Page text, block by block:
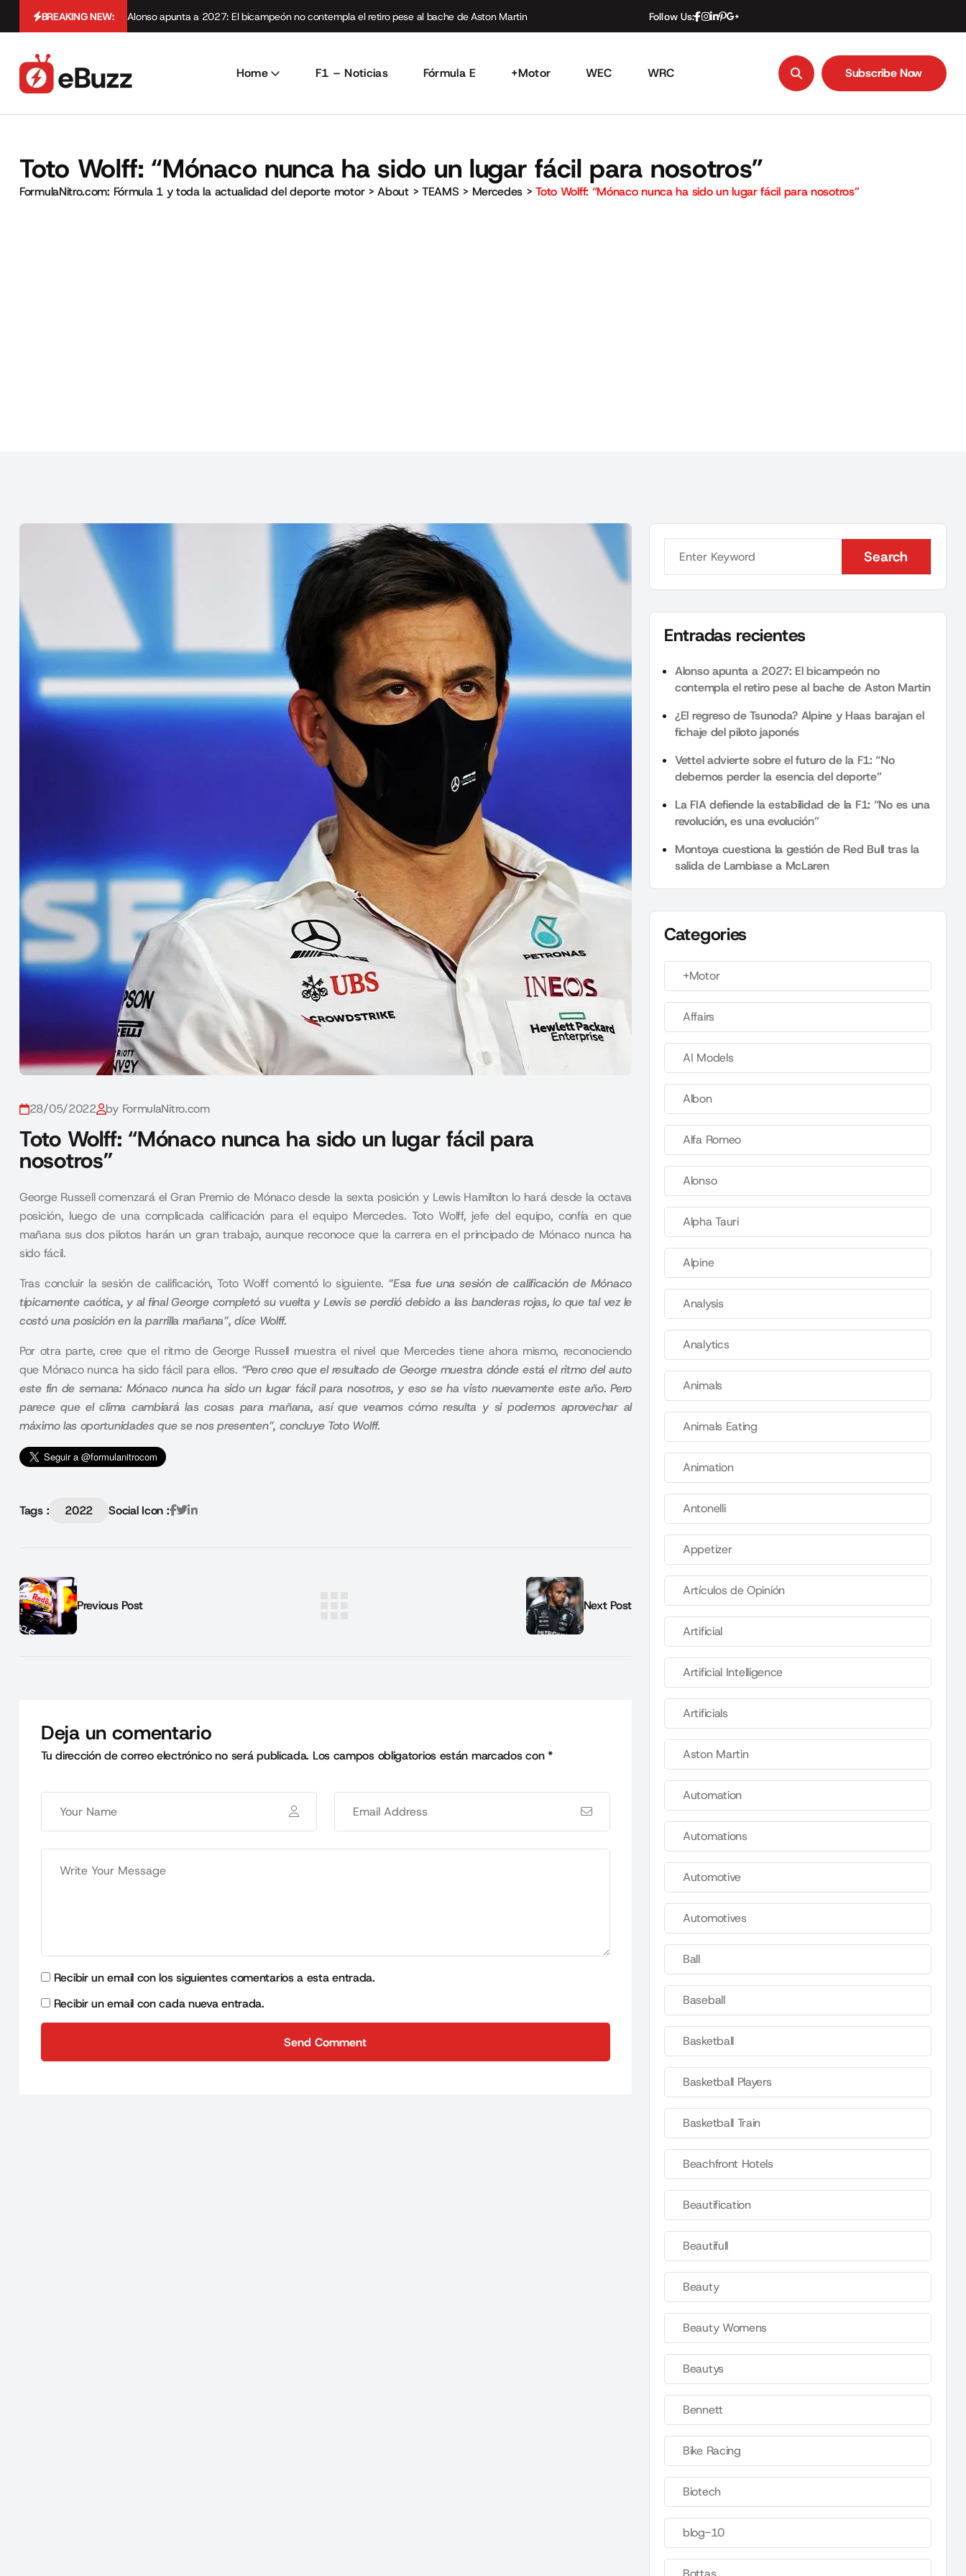
BREAKING NEW: Alonso apunta a 2027: El bicampeón no contempla el retiro pese al bache de Aston Martin Follow Us:
Home F1 – Noticias Fórmula E +Motor WEC WRC Subscribe Now
Toto Wolff: “Mónaco nunca ha sido un lugar fácil para nosotros”
FormulaNitro.com: Fórmula 1 y toda la actualidad del deporte motor>About> TEAMS > Mercedes >Toto Wolff: “Mónaco nunca ha sido un lugar fácil para nosotros”
28/05/2022 by FormulaNitro.com
Toto Wolff: “Mónaco nunca ha sido un lugar fácil para
nosotros”
George Russell comenzará el Gran Premio de Mónaco desde la sexta posición y Lewis Hamilton lo hará desde la octava
posición, luego de una complicada calificación para el equipo Mercedes. Toto Wolff, jefe del equipo, confía en que
mañana sus dos pilotos harán un gran trabajo, aunque reconoce que la carrera en el principado de Mónaco nunca ha
sido fácil.
Tras concluir la sesión de calificación,Toto Wolffcomentó lo siguiente. “Esa fue una sesión de calificación de Mónaco
típicamente caótica, y al final George completó su vuelta y Lewis se perdió debido a las banderas rojas, lo que tal vez le
costó una posición en la parrilla mañana”, dice Wolff.
Por otra parte, cree que el ritmo de George Russell muestra el nivel que Mercedes tiene ahora mismo, reconociendo
que Mónaco nunca ha sido fácil para ellos. “Pero creo que el resultado de George muestra dónde está el ritmo del auto
este fin de semana: Mónaco nunca ha sido un lugar fácil para nosotros, y eso se ha visto nuevamente este año. Pero
parece que el clima cambiará las cosas para mañana, así que veamos cómo resulta y si podemos aprovechar al
máximo las oportunidades que se nos presenten”, concluye Toto Wolff.
Tags : 2022 Social Icon :
Previous Post Next Post
Deja un comentario
Tu dirección de correo electrónico no será publicada. Los campos obligatorios están marcados con*
Recibir un email con los siguientes comentarios a esta entrada.
Recibir un email con cada nueva entrada.
Send Comment
Search
Search
Entradas recientes
Alonso apunta a 2027: El bicampeón no
contempla el retiro pese al bache de Aston Martin
¿El regreso de Tsunoda? Alpine y Haas barajan el
fichaje del piloto japonés
Vettel advierte sobre el futuro de la F1: “No
debemos perder la esencia del deporte”
La FIA defiende la estabilidad de la F1: “No es una
revolución, es una evolución”
Montoya cuestiona la gestión de Red Bull tras la
salida de Lambiase a McLaren
Categories
+Motor
Affairs
AI Models
Albon
Alfa Romeo
Alonso
Alpha Tauri
Alpine
Analysis
Analytics
Animals
Animals Eating
Animation
Antonelli
Appetizer
Artículos de Opinión
Artificial
Artificial Intelligence
Artificials
Aston Martin
Automation
Automations
Automotive
Automotives
Ball
Baseball
Basketball
Basketball Players
Basketball Train
Beachfront Hotels
Beautification
Beautifull
Beauty
Beauty Womens
Beautys
Bennett
Bike Racing
Biotech
blog-10